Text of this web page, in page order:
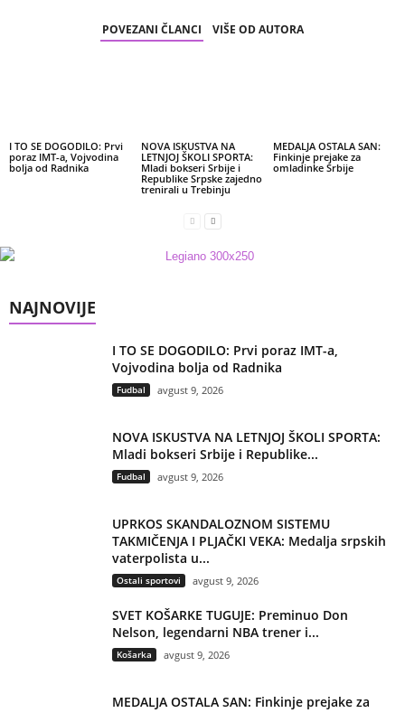
POVEZANI ČLANCI VIŠE OD AUTORA
I TO SE DOGODILO: Prvi
poraz IMT-a, Vojvodina
bolja od Radnika
NOVA ISKUSTVA NA
LETNJOJ ŠKOLI SPORTA:
Mladi bokseri Srbije i
Republike Srpske zajedno
trenirali u Trebinju
MEDALJA OSTALA SAN:
Finkinje prejake za
omladinke Srbije
NAJNOVIJE
I TO SE DOGODILO: Prvi poraz IMT-a,
Vojvodina bolja od Radnika
Fudbal avgust 9, 2026
NOVA ISKUSTVA NA LETNJOJ ŠKOLI SPORTA:
Mladi bokseri Srbije i Republike...
Fudbal avgust 9, 2026
UPRKOS SKANDALOZNOM SISTEMU
TAKMIČENJA I PLJAČKI VEKA: Medalja srpskih
vaterpolista u...
Ostali sportovi avgust 9, 2026
SVET KOŠARKE TUGUJE: Preminuo Don
Nelson, legendarni NBA trener i...
Košarka avgust 9, 2026
MEDALJA OSTALA SAN: Finkinje prejake za